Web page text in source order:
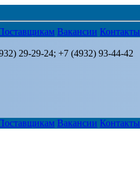
Вакансии Контакты
29-29-24; +7 (4932) 93-44-42
Вакансии Контакты